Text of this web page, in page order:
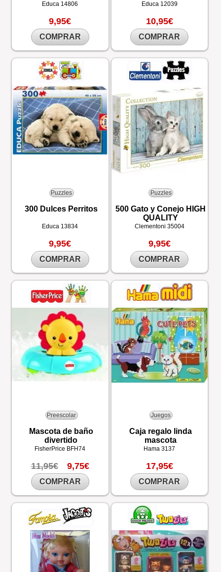
Educa 14806
9,95€
COMPRAR
Educa 12039
10,95€
COMPRAR
Puzzles
300 Dulces Perritos
Educa 13834
9,95€
COMPRAR
Puzzles
500 Gato y Conejo HIGH
QUALITY
Clementoni 35004
9,95€
COMPRAR
Preescolar
Mascota de baño
divertido
FisherPrice BFH74
11,95€ 9,75€
COMPRAR
Juegos
Caja regalo linda
mascota
Hama3137
17,95€
COMPRAR